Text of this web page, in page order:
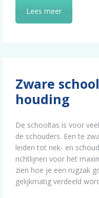
Lees meer
Zware
houding
De schooltas is voor
de schouders. Een te
leiden tot nek- en
richtlijnen voor het
zien hoe je een rugzak
gelijkmatig verdeeld